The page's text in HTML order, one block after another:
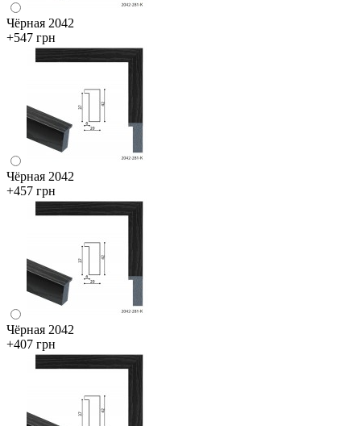
Чёрная 2042
+547 грн
Чёрная 2042
+457 грн
Чёрная 2042
+407 грн